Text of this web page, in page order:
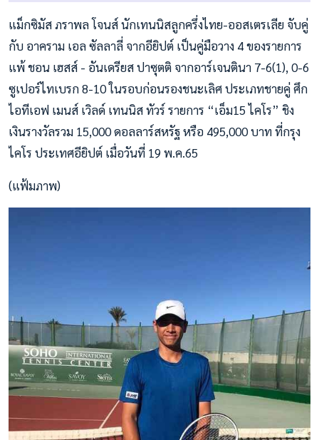
แม็กซิมัส ภราพล โจนส์ นักเทนนิสลูกครึ่งไทย-ออสเตรเลีย จับคู่
กับ อาคราม เอล ซัลลาลี่ จากอียิปต์ เป็นคู่มือวาง 4 ของรายการ
แพ้ ชอน เฮสส์ - อันเดรียส ปาซุตติ จากอาร์เจนตินา 7-6(1), 0-6
ซูเปอร์ไทเบรก 8-10 ในรอบก่อนรองชนะเลิศ ประเภทชายคู่ ศึก
ไอทีเอฟ เมนส์ เวิลด์ เทนนิส ทัวร์ รายการ “เอ็ม15 ไคโร” ชิง
เงินรางวัลรวม 15,000 ดอลลาร์สหรัฐ หรือ 495,000 บาท ที่กรุง
ไคโร ประเทศอียิปต์ เมื่อวันที่ 19 พ.ค.65
(แฟ้มภาพ)